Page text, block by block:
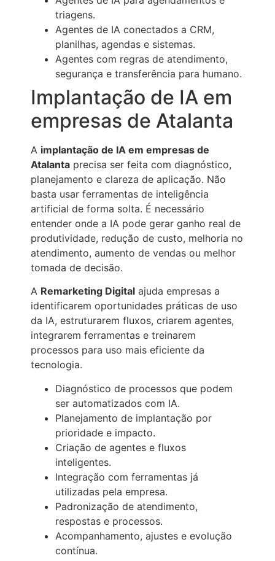
triagens.
Agentes de IA conectados a CRM,
planilhas, agendas e sistemas.
Agentes com regras de atendimento,
segurança e transferência para humano.
Implantação de IA em
empresas de Atalanta
A implantação de IA em empresas de
Atalanta precisa ser feita com diagnóstico,
planejamento e clareza de aplicação. Não
basta usar ferramentas de inteligência
artificial de forma solta. É necessário
entender onde a IA pode gerar ganho real de
produtividade, redução de custo, melhoria no
atendimento, aumento de vendas ou melhor
tomada de decisão.
A Remarketing Digital ajuda empresas a
identificarem oportunidades práticas de uso
da IA, estruturarem fluxos, criarem agentes,
integrarem ferramentas e treinarem
processos para uso mais eficiente da
tecnologia.
Diagnóstico de processos que podem
ser automatizados com IA.
Planejamento de implantação por
prioridade e impacto.
Criação de agentes e fluxos
inteligentes.
Integração com ferramentas já
utilizadas pela empresa.
Padronização de atendimento,
respostas e processos.
Acompanhamento, ajustes e evolução
contínua.